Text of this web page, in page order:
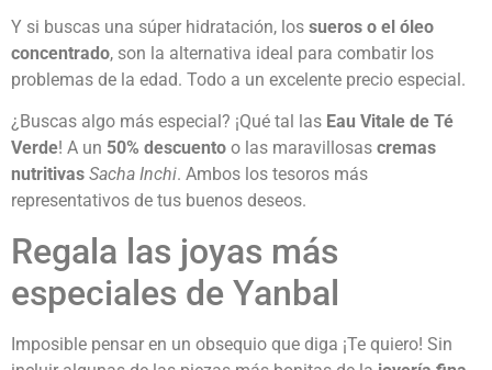
Y si buscas una súper hidratación, los sueros o el óleo
concentrado, son la alternativa ideal para combatir los
problemas de la edad. Todo a un excelente precio especial.
¿Buscas algo más especial? ¡Qué tal las Eau Vitale de Té
Verde! A un 50% descuento o las maravillosas cremas
nutritivas Sacha Inchi. Ambos los tesoros más
representativos de tus buenos deseos.
Regala las joyas más
especiales de Yanbal
Imposible pensar en un obsequio que diga ¡Te quiero! Sin